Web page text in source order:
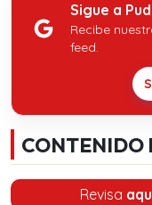
Sigue a
Recibe
feed.
CONTENIDO
Revisa